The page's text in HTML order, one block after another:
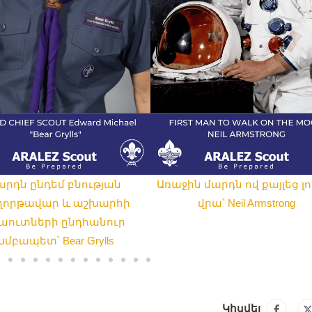
ընդեմ բնության
և աշխարհի
ընդհանուր
Bear Grylls
Առաջին մարդն ով քայլեց
վրա՝ Neil Armstrong
Կիսվել